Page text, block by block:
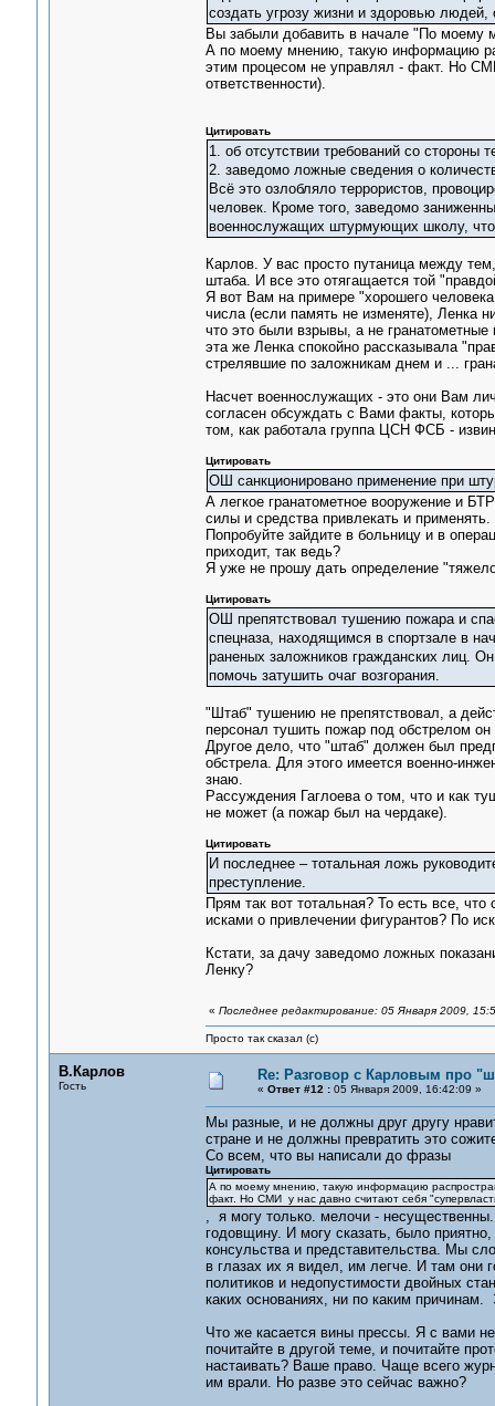
создать угрозу жизни и здоровью людей,
Вы забыли добавить в начале "По моему
А по моему мнению, такую информацию
этим процесом не управлял - факт. Но
ответственности).
Цитировать
1. об отсутствии требований со стороны
2. заведомо ложные сведения о
Всё это озлобляло террористов,
человек. Кроме того, заведомо
военнослужащих штурмующих школу,
Карлов. У вас просто путаница между
штаба. И все это отягащается той
Я вот Вам на примере "хорошего
числа (если память не изменяте), Ленка
что это были взрывы, а не
эта же Ленка спокойно рассказывала
стрелявшие по заложникам днем и ...
Насчет военнослужащих - это они Вам
согласен обсуждать с Вами факты,
том, как работала группа ЦСН ФСБ -
Цитировать
ОШ санкционировано применение при
А легкое гранатометное вооружение и
силы и средства привлекать и применять.
Попробуйте зайдите в больницу и в
приходит, так ведь?
Я уже не прошу дать определение
Цитировать
ОШ препятствовал тушению пожара и
спецназа, находящимся в спортзале в
раненых заложников гражданских лиц.
помочь затушить очаг возгорания.
"Штаб" тушению не препятствовал, а
персонал тушить пожар под обстрелом он
Другое дело, что "штаб" должен был
обстрела. Для этого имеется военно-
знаю.
Рассуждения Гаглоева о том, что и как
не может (а пожар был на чердаке).
Цитировать
И последнее – тотальная ложь
преступление.
Прям так вот тотальная? То есть все,
исками о привлечении фигурантов? По
Кстати, за дачу заведомо ложных
Ленку?
« Последнее редактирование: 05 Января 2009,
Просто так сказал (с)
В.Карлов
Гость
Re: Разговор с Карловым про
« Ответ #12 :05 Января 2009, 16:42:09 »
Мы разные, и не должны друг другу
стране и не должны превратить это
Со всем, что вы написали до фразы
Цитировать
А по моему мнению, такую информацию
факт. Но СМИ у нас давно считают себя
, я могу только. мелочи -
годовщину. И могу сказать, было
консульства и представительства. Мы
в глазах их я видел, им легче. И там они
политиков и недопустимости двойных
каких основаниях, ни по каким причинам.
Что же касается вины прессы. Я с вами
почитайте в другой теме, и почитайте
настаивать? Ваше право. Чаще всего
им врали. Но разве это сейчас важно?